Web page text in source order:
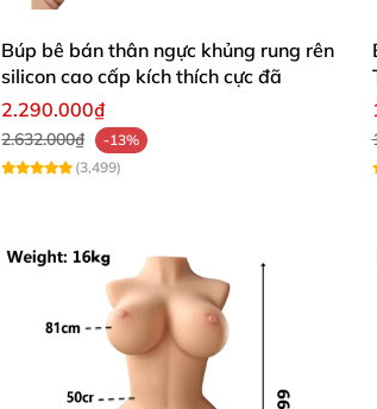
Búp bê bán thân ngực khủng rung rên
silicon cao cấp kích thích cực đã
2.290.000₫
2.632.000₫
-13%
(3,499)